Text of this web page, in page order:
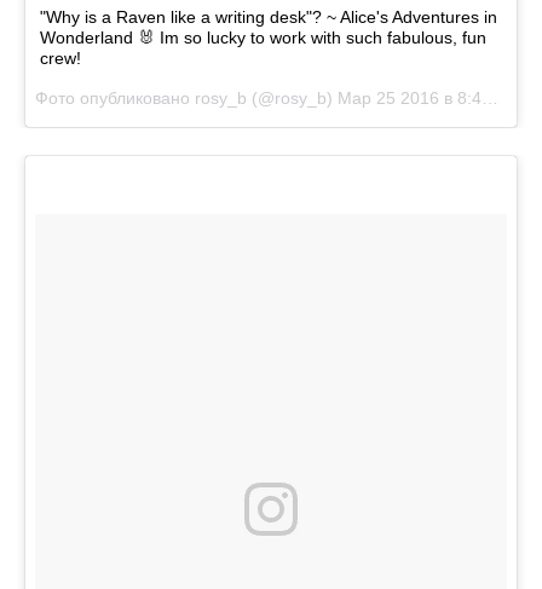
"Why is a Raven like a writing desk"? ~ Alice's Adventures in
Wonderland 🐰 Im so lucky to work with such fabulous, fun
crew!
Фото опубликовано rosy_b (@rosy_b) Мар 25 2016 в 8:47 PDT